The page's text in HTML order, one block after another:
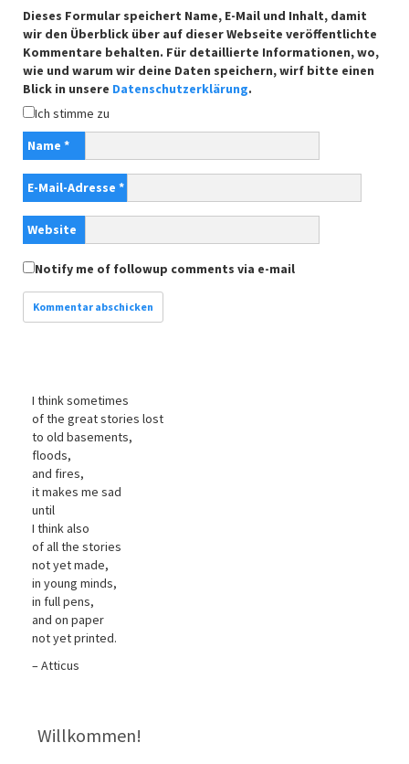
Dieses Formular speichert Name, E-Mail und Inhalt, damit
wir den Überblick über auf dieser Webseite veröffentlichte
Kommentare behalten. Für detaillierte Informationen, wo,
wie und warum wir deine Daten speichern, wirf bitte einen
Blick in unsere Datenschutzerklärung.
Ich stimme zu
Name *
E-Mail-Adresse *
Website
Notify me of followup comments via e-mail
I think sometimes
of the great stories lost
to old basements,
floods,
and fires,
it makes me sad
until
I think also
of all the stories
not yet made,
in young minds,
in full pens,
and on paper
not yet printed.
– Atticus
Willkommen!